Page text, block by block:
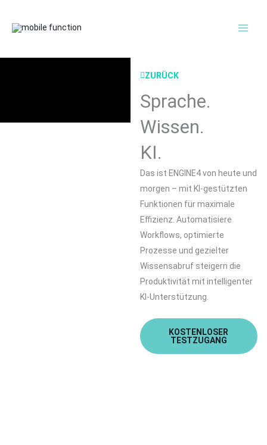
springen
ZURÜCK
Sprache.
Wissen.
KI.
Das ist ENGINE4 von heute und
morgen – mit KI-gestützten
Funktionen für maximale
Effizienz.Automatisiere
Workflows, optimierte
Prozesse und gezielter
Wissensabruf steigern die
Produktivität mit intelligenter
KI-Unterstützung.
KOSTENLOSER
TESTZUGANG